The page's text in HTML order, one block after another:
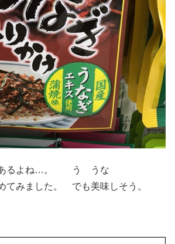
あるよね…。 う うな
みました。 でも美味しそう。